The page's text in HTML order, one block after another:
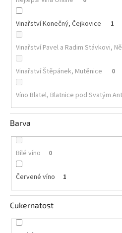
nabídka
Poslední
láhve
skladem
Cuvée
vína
Klarety
Vína
jakosti
Víno
podle
obsahu
balení
vína
Vinařství Konečný, Čejkovice 1
Vinařství Pavel a Radim Stávkovi,
Vinařství Štěpánek, Mutěnice 0
Víno Blatel, Blatnice pod Svatým
Barva
Bílé víno 0
Červené víno 1
Cukernatost